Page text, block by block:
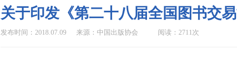
关于印发《第二十八届全国图书交
发布时间：2018.07.09 来源：中国出版协会 阅读：2711次